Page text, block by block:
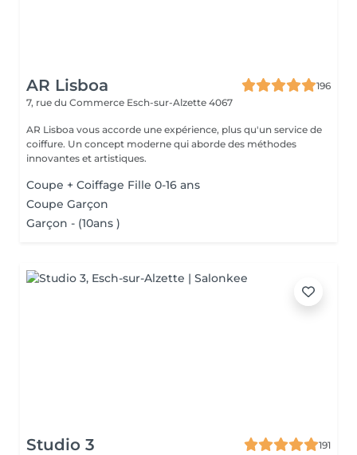
AR Lisboa
196
7, rue du Commerce Esch-sur-Alzette 4067
AR Lisboa vous accorde une expérience, plus qu'un service de
coiffure. Un concept moderne qui aborde des méthodes
innovantes et artistiques.
Coupe + Coiffage Fille 0-16 ans
Coupe Garçon
Garçon - (10ans )
Studio 3
191